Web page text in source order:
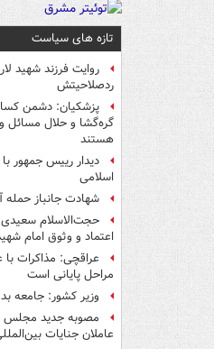
تازه های سیاست
روایت فرزند شهید
ردصلاحیتش
پزشکیان: دشمن
گره‌گشا و حلال مسائل
هستند
دیدار رییس جمهور
اسلامی
شهادت جانباز حمله
حجت‌الاسلام
اعتماد و وثوق امام
عراقچی: مذاکرات با
مراحل پایانی است
وزیر کشور: جامعه
مصوبه جدید مجلس
عاملان جنایات